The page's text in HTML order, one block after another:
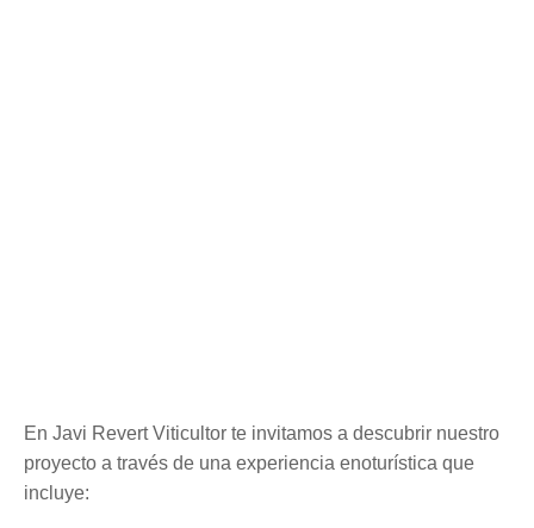
En Javi Revert Viticultor te invitamos a descubrir nuestro
proyecto a través de una experiencia enoturística que
incluye: